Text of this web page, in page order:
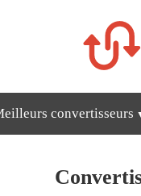
convertisseurs